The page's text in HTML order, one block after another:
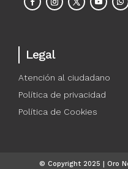
Legal
Atención al ciudadano
Política de privacidad
Política de Cookies
© Copyright 2025 | Oro